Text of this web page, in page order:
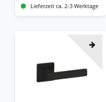
Lieferzeit ca. 2-3 Werktage